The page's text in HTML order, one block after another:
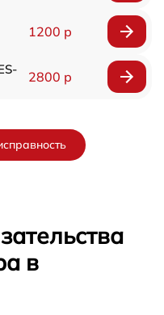
1200 р
2800 р
в